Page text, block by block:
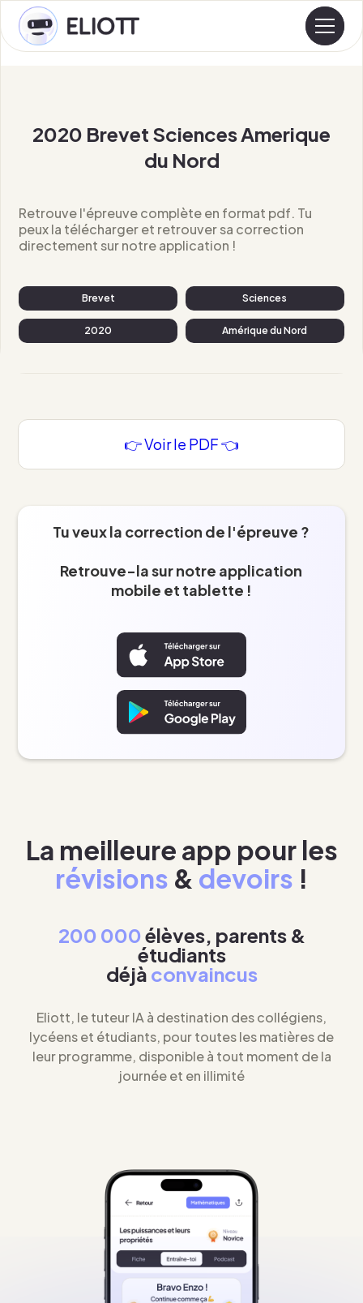
2020 Brevet Sciences Amerique
du Nord
Retrouve l'épreuve complète en format pdf. Tu
peux la télécharger et retrouver sa correction
directement sur notre application !
Brevet Sciences
2020 Amérique du Nord
👉 Voir le PDF 👈
Tu veux la correction de l'épreuve ?
Retrouve-la sur notre application
mobile et tablette !
La meilleure app pour les
révisions & devoirs !
200 000élèves, parents &
étudiants
déjà convaincus
Eliott, le tuteur IA à destination des collégiens,
lycéens et étudiants, pour toutes les matières de
leur programme, disponible à tout moment de la
journée et en illimité